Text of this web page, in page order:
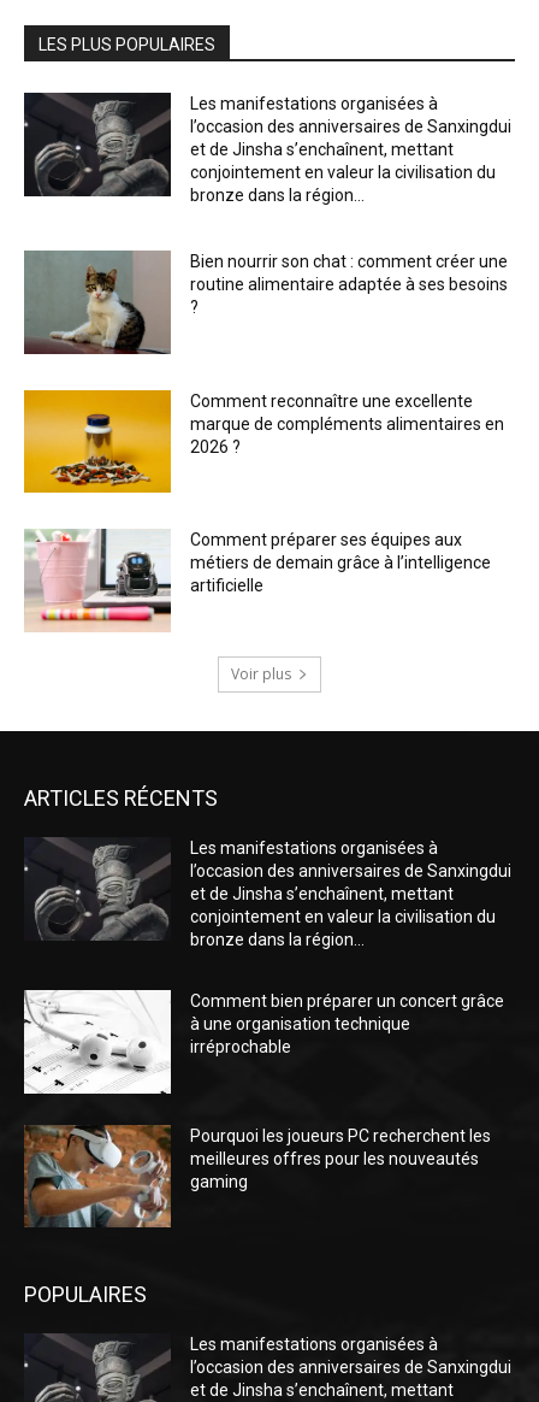
LES PLUS POPULAIRES
Les manifestations organisées à
l’occasion des anniversaires de Sanxingdui
et de Jinsha s’enchaînent, mettant
conjointement en valeur la civilisation du
bronze dans la région...
Bien nourrir son chat : comment créer une
routine alimentaire adaptée à ses besoins
?
Comment reconnaître une excellente
marque de compléments alimentaires en
2026 ?
Comment préparer ses équipes aux
métiers de demain grâce à l’intelligence
artificielle
Voir plus
ARTICLES RÉCENTS
Les manifestations organisées à
l’occasion des anniversaires de Sanxingdui
et de Jinsha s’enchaînent, mettant
conjointement en valeur la civilisation du
bronze dans la région...
Comment bien préparer un concert grâce
à une organisation technique
irréprochable
Pourquoi les joueurs PC recherchent les
meilleures offres pour les nouveautés
gaming
POPULAIRES
Les manifestations organisées à
l’occasion des anniversaires de Sanxingdui
et de Jinsha s’enchaînent, mettant